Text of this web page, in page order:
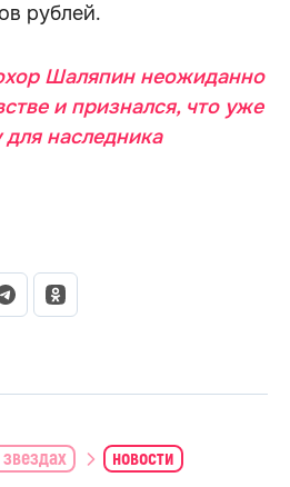
рублей.
Шаляпин неожиданно
и признался, что уже
наследника
новости